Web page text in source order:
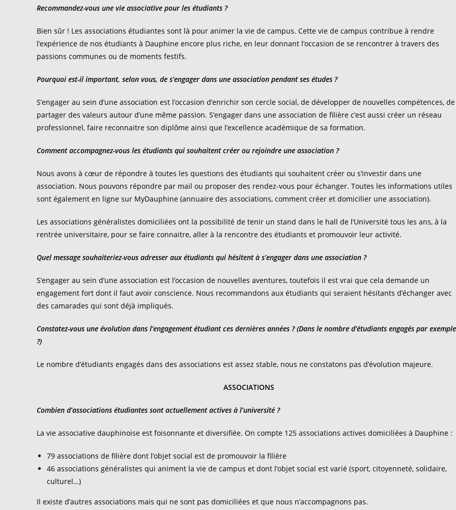
Recommandez-vous une vie associative pour les étudiants ?
Bien sûr ! Les associations étudiantes sont là pour animer la vie de campus. Cette vie de campus contribue à rendre
l’expérience de nos étudiants à Dauphine encore plus riche, en leur donnant l’occasion de se rencontrer à travers des
passions communes ou de moments festifs.
Pourquoi est-il important, selon vous, de s’engager dans une association pendant ses études ?
S’engager au sein d’une association est l’occasion d’enrichir son cercle social, de développer de nouvelles compétences, de
partager des valeurs autour d’une même passion. S’engager dans une association de filière c’est aussi créer un réseau
professionnel, faire reconnaitre son diplôme ainsi que l’excellence académique de sa formation.
Comment accompagnez-vous les étudiants qui souhaitent créer ou rejoindre une association ?
Nous avons à cœur de répondre à toutes les questions des étudiants qui souhaitent créer ou s’investir dans une
association. Nous pouvons répondre par mail ou proposer des rendez-vous pour échanger. Toutes les informations utiles
sont également en ligne sur MyDauphine (annuaire des associations, comment créer et domicilier une association).
Les associations généralistes domiciliées ont la possibilité de tenir un stand dans le hall de l’Université tous les ans, à la
rentrée universitaire, pour se faire connaitre, aller à la rencontre des étudiants et promouvoir leur activité.
Quel message souhaiteriez-vous adresser aux étudiants qui hésitent à s’engager dans une association ?
S’engager au sein d’une association est l’occasion de nouvelles aventures, toutefois il est vrai que cela demande un
engagement fort dont il faut avoir conscience. Nous recommandons aux étudiants qui seraient hésitants d’échanger avec
des camarades qui sont déjà impliqués.
Constatez-vous une évolution dans l’engagement étudiant ces dernières années ? (Dans le nombre d'étudiants engagés par exemple
?)
Le nombre d’étudiants engagés dans des associations est assez stable, nous ne constatons pas d’évolution majeure.
ASSOCIATIONS
Combien d’associations étudiantes sont actuellement actives à l’université ?
La vie associative dauphinoise est foisonnante et diversifiée. On compte 125 associations actives domiciliées à Dauphine :
79 associations de filière dont l’objet social est de promouvoir la filière
46 associations généralistes qui animent la vie de campus et dont l’objet social est varié (sport, citoyenneté, solidaire,
culturel…)
Il existe d’autres associations mais qui ne sont pas domiciliées et que nous n’accompagnons pas.